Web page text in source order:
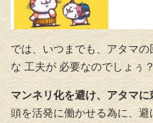
では、いつまでも、アタマの
な 工夫が 必要なのでしょぅ？
マンネリ化を避け、アタマに
頭を活発に働かせる為に、避